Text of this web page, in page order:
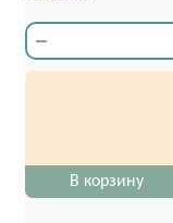
В корзину